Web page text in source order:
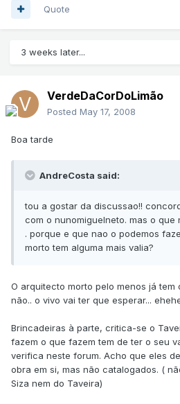
Quote
3 weeks later...
VerdeDaCorDoLimão
Posted May 17, 2008
Boa tarde
AndreCosta said:
tou a gostar da discussao!!
com o nunomiguelneto. mas o que
. porque e que nao o podemos
morto tem alguma mais valia?
O arquitecto morto pelo menos já tem
não.. o vivo vai ter que esperar...
Brincadeiras à parte, critica-se o
fazem o que fazem tem de ter o seu
verifica neste forum. Acho que eles
obra em si, mas não catalogados. (
Siza nem do Taveira)